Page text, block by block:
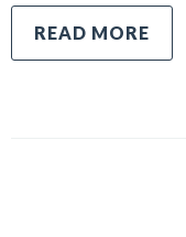
READ MORE